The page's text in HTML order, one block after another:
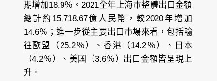
期增加18.9％。2021全年上海市整體出口金額
總計約15,718.67億人民幣，較2020年增加
14.6％；進一步從主要出口市場來看，包括輸
往歐盟（25.2％）、香港（14.2％）、日本
（4.2％）、美國（3.6％）出口金額皆呈現上
升。